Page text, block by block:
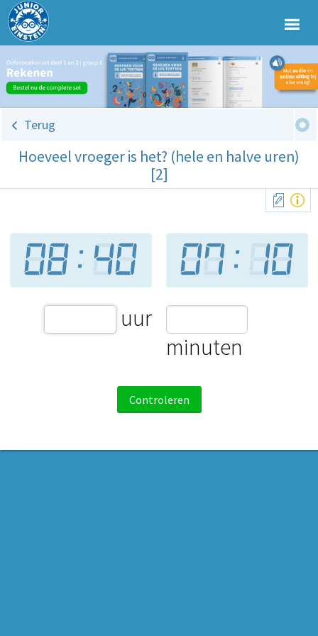
Terug
Hoeveel vroeger is het? (hele en halve uren)
[2]
uur
minuten